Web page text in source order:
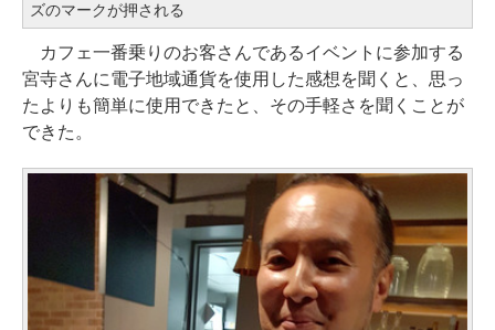
ズのマークが押される
カフェ一番乗りのお客さんであるイベントに参加する
宮寺さんに電子地域通貨を使用した感想を聞くと、思っ
たよりも簡単に使用できたと、その手軽さを聞くことが
できた。